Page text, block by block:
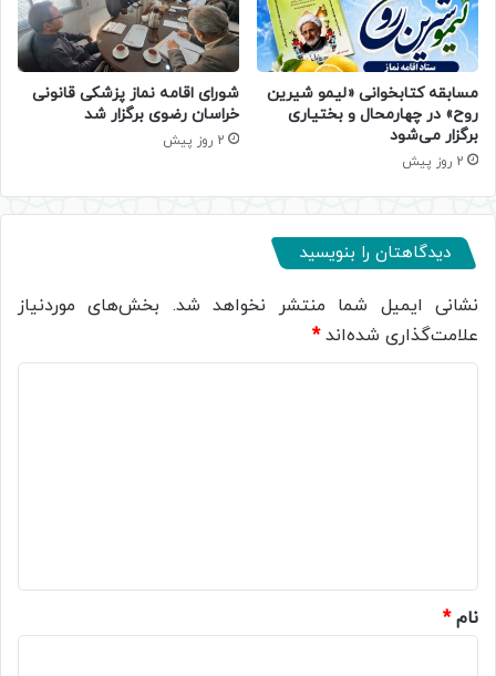
مسابقه کتابخوانی «لیمو شیرین
روح» در چهارمحال و بختیاری
برگزار می‌شود
2 روز پیش
شورای اقامه نماز پزشکی قانونی
خراسان رضوی برگزار شد
2 روز پیش
دیدگاهتان را بنویسید
نشانی ایمیل شما منتشر نخواهد شد. بخش‌های موردنیاز
علامت‌گذاری شده‌اند*
نام*